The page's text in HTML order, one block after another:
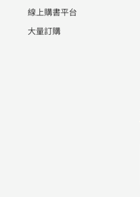
線上購書平台
大量訂購